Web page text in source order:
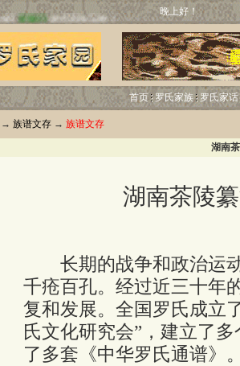
晚上好！
首页 罗氏家族 罗氏家话
→ 族谱文存 → 族谱文存
湖南
湖南茶陵
长期的战争和政治运动
千疮百孔。经过近三十年
复和发展。全国罗氏成立
氏文化研究会”，建立了
了多套《中华罗氏通谱》